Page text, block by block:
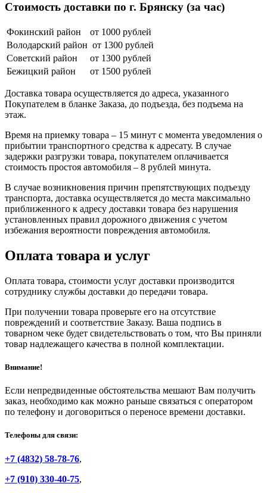
Стоимость доставки по г. Брянску (за час)
Фокинский район
от 1000 рублей
Володарский район от 1300 рублей
Советский район
от 1300 рублей
Бежицкий район
от 1500 рублей
Доставка товара осуществляется до адреса, указанного
Покупателем в бланке Заказа, до подъезда, без подъема на
этаж.
Время на приемку товара – 15 минут с момента уведомления о
прибытии транспортного средства к адресату. В случае
задержки разгрузки товара, покупателем оплачивается
стоимость простоя автомобиля – 8 рублей минута.
В случае возникновения причин препятствующих подъезду
транспорта, доставка осуществляется до места максимально
приближенного к адресу доставки товара без нарушения
установленных правил дорожного движения с учетом
избежания вероятности повреждения автомобиля.
Оплата товара и услуг
Оплата товара, стоимости услуг доставки производится
сотруднику службы доставки до передачи товара.
При получении товара проверьте его на отсутствие
повреждений и соответствие Заказу. Ваша подпись в
товарном чеке будет свидетельствовать о том, что Вы приняли
товар надлежащего качества в полной комплектации.
Внимание!
Если непредвиденные обстоятельства мешают Вам получить
заказ, необходимо как можно раньше связаться с оператором
по телефону и договориться о переносе времени доставки.
Телефоны для связи:
+7 (4832) 58-78-76,
+7 (910) 330-40-75,